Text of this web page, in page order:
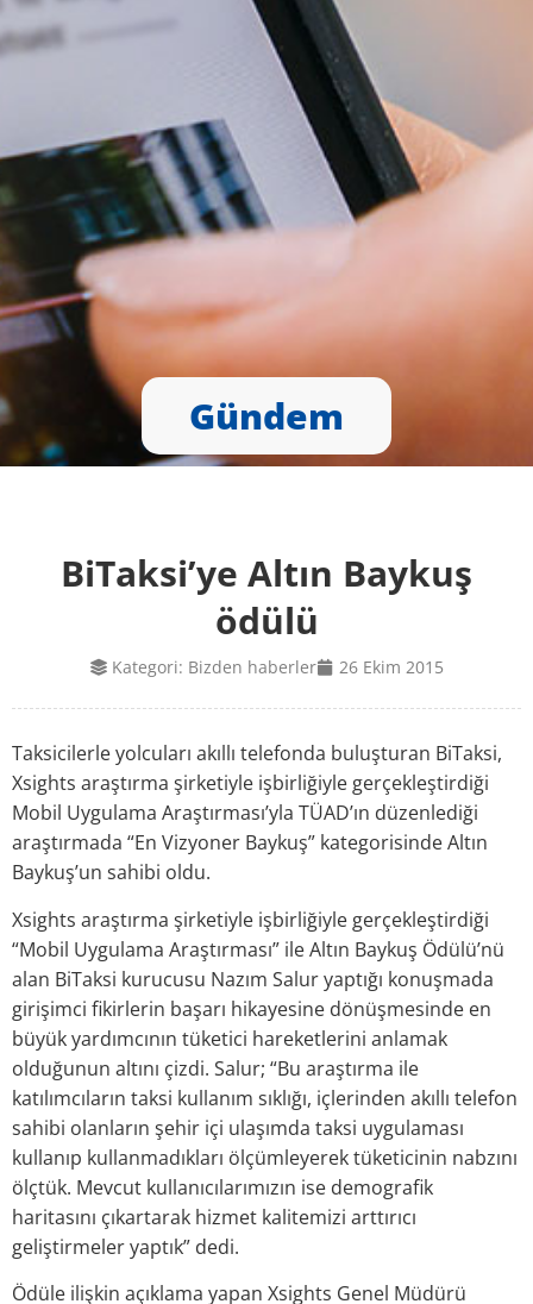
Gündem
BiTaksi’ye Altın Baykuş
ödülü
Kategori: Bizden haberler 26 Ekim 2015
Taksicilerle yolcuları akıllı telefonda buluşturan BiTaksi,
Xsights araştırma şirketiyle işbirliğiyle gerçekleştirdiği
Mobil Uygulama Araştırması’yla TÜAD’ın düzenlediği
araştırmada “En Vizyoner Baykuş” kategorisinde Altın
Baykuş’un sahibi oldu.
Xsights araştırma şirketiyle işbirliğiyle gerçekleştirdiği
“Mobil Uygulama Araştırması” ile Altın Baykuş Ödülü’nü
alan BiTaksi kurucusu Nazım Salur yaptığı konuşmada
girişimci fikirlerin başarı hikayesine dönüşmesinde en
büyük yardımcının tüketici hareketlerini anlamak
olduğunun altını çizdi. Salur; “Bu araştırma ile
katılımcıların taksi kullanım sıklığı, içlerinden akıllı telefon
sahibi olanların şehir içi ulaşımda taksi uygulaması
kullanıp kullanmadıkları ölçümleyerek tüketicinin nabzını
ölçtük. Mevcut kullanıcılarımızın ise demografik
haritasını çıkartarak hizmet kalitemizi arttırıcı
geliştirmeler yaptık” dedi.
Ödüle ilişkin açıklama yapan Xsights Genel Müdürü